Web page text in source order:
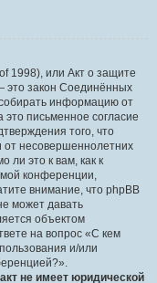
1998), или Акт о защите
это закон Соединённых
информацию от
письменное согласие
того, что
несовершеннолетних
ли это к вам, как к
конференции,
внимание, что phpBB
может давать
объектом
на вопрос «С кем
и/или
не имеет юридической